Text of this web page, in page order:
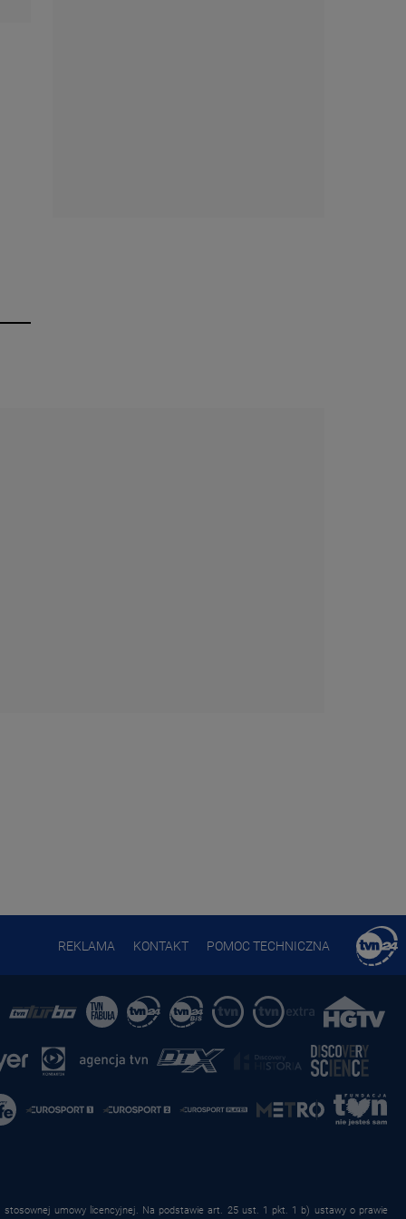
REKLAMA KONTAKT POMOC TECHNICZNA
stosownej umowy licencyjnej. Na podstawie art. 25 ust. 1 pkt. 1 b) ustawy o prawie